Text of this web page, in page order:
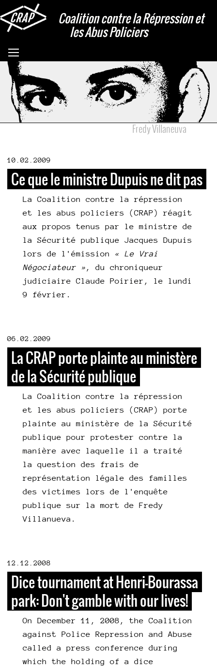
Aller
au
contenu
Coalition contre la Répression et
les Abus Policiers
Fredy Villaneuva
10.02.2009
Ce que le ministre Dupuis ne dit pas
La Coalition contre la répression
et les abus policiers (CRAP) réagit
aux propos tenus par le ministre de
la Sécurité publique Jacques Dupuis
lors de l'émission « Le Vrai
Négociateur » , du chroniqueur
judiciaire Claude Poirier, le lundi
9 février.
06.02.2009
La CRAP porte plainte au ministère
de la Sécurité publique
La Coalition contre la répression
et les abus policiers (CRAP) porte
plainte au ministère de la Sécurité
publique pour protester contre la
manière avec laquelle il a traité
la question des frais de
représentation légale des familles
des victimes lors de l'enquête
publique sur la mort de Fredy
Villanueva.
12.12.2008
Dice tournament at Henri-Bourassa
park: Don't gamble with our lives!
On December 11, 2008, the Coalition
against Police Repression and Abuse
called a press conference during
which the holding of a dice
Pages